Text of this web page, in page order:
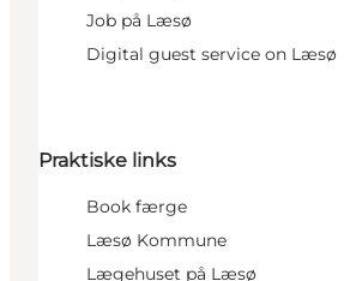
Job på Læsø
Digital guest service on Læsø
Praktiske links
Book færge
Læsø Kommune
Lægehuset på Læsø